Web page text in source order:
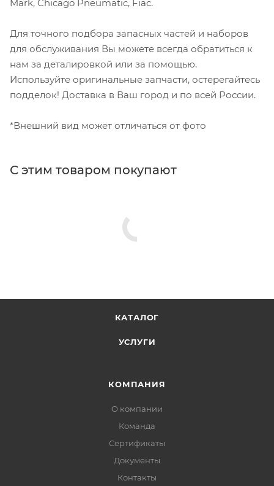
Mark, Chicago Pneumatic, Fiac.
Для точного подбора запасных частей и наборов
для обслуживания Вы можете всегда обратиться к
нам за деталировкой или за помощью.
Используйте оригинальные запчасти, остерегайтесь
подделок! Доставка в Ваш город и по всей России.
*Внешний вид может отличаться от фото
С этим товаром покупают
КАТАЛОГ
УСЛУГИ
КОМПАНИЯ
О компании
Команда
Сертификаты
Документы
Контакты